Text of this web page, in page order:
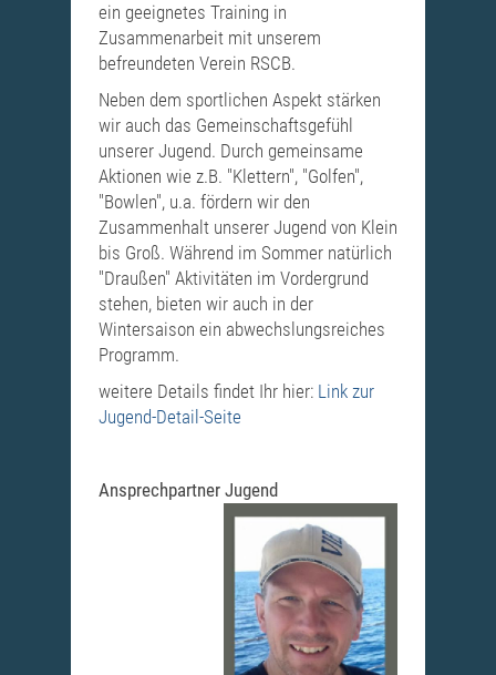
ein geeignetes Training in
Zusammenarbeit mit unserem
befreundeten Verein RSCB.
Neben dem sportlichen Aspekt stärken
wir auch das Gemeinschaftsgefühl
unserer Jugend. Durch gemeinsame
Aktionen wie z.B. "Klettern", "Golfen",
"Bowlen", u.a. fördern wir den
Zusammenhalt unserer Jugend von Klein
bis Groß. Während im Sommer natürlich
"Draußen" Aktivitäten im Vordergrund
stehen, bieten wir auch in der
Wintersaison ein abwechslungsreiches
Programm.
weitere Details findet Ihr hier: Link zur
Jugend-Detail-Seite
Ansprechpartner Jugend